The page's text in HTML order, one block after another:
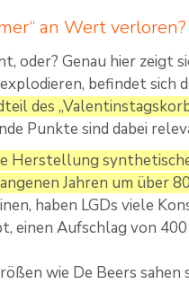
an Wert verloren?
oder? Genau hier zeigt
befindet sich
des
Punkte sind dabei
Herstellung
Jahren um über
haben LGDs viele
einen Aufschlag von
wie De Beers